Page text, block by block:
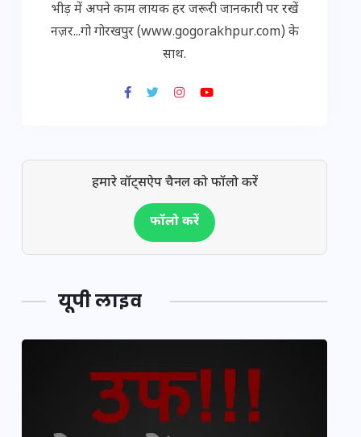
भीड़ में अपने काम लायक हर जरूरी जानकारी पर रखें
नज़र...गो गोरखपुर (www.gogorakhpur.com) के
साथ.
हमारे वॉट्सऐप चैनल को फॉलो करें
फॉलो करें
यूपी लाइव